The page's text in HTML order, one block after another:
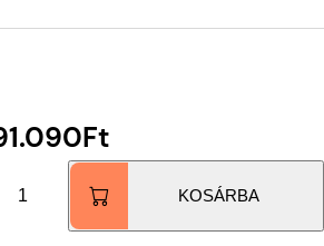
Ft
BGB6SIL1
porzsákos
KOSÁRBA